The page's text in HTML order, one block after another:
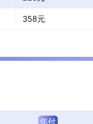
358元
年付